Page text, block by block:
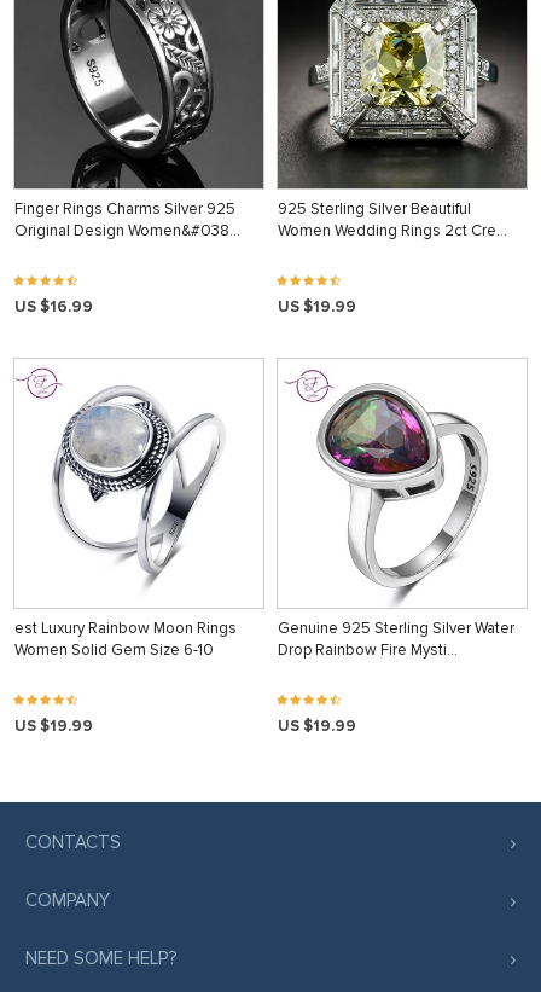
Finger Rings Charms Silver 925
Original Design Women&#038…
US $16.99
925 Sterling Silver Beautiful
Women Wedding Rings 2ct Cre…
US $19.99
est Luxury Rainbow Moon Rings
Women Solid Gem Size 6-10
US $19.99
Genuine 925 Sterling Silver Water
Drop Rainbow Fire Mysti…
US $19.99
CONTACTS
COMPANY
NEED SOME HELP?